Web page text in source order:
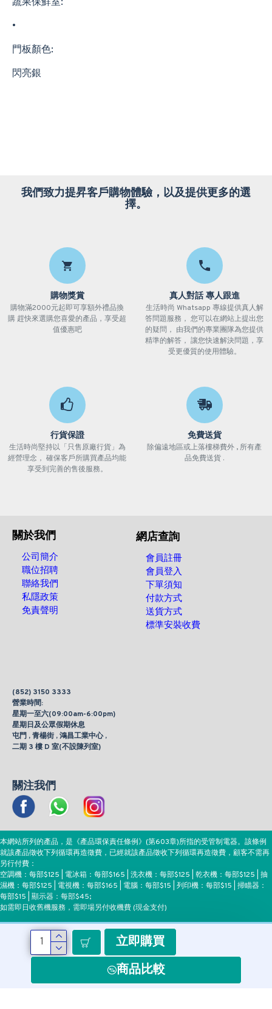
立即購買
商品比較
蔬果保鮮室:
•
門板顏色:
閃亮銀
我們致力提昇客戶購物體驗，以及提供更多的選
擇。
購物獎賞
購物滿2000元起即可享額外禮品換
購 趕快來選購您喜愛的產品，享受超
值優惠吧
真人對話 專人跟進
生活時尚 Whatsapp 專線提供真人解
答問題服務， 您可以在網站上提出您
的疑問， 由我們的專業團隊為您提供
精準的解答， 讓您快速解決問題，享
受更優質的使用體驗。
行貨保證
生活時尚堅持以「只售原廠行貨」為
經營理念， 確保客戶所購買產品均能
享受到完善的售後服務。
免費送貨
除偏遠地區或上落樓梯費外 , 所有產
品免費送貨 .
關於我們
公司簡介
職位招聘
聯絡我們
私隱政策
免責聲明
網店查詢
會員註冊
會員登入
下單須知
付款方式
送貨方式
標準安裝收費
(852) 3150 3333
營業時間:
星期一至六(09:00am-6:00pm)
星期日及公眾假期休息
屯門 , 青楊街 , 鴻昌工業中心 ,
二期 3 樓 D 室(不設陳列室)
關注我們
本網站所列的產品，是《產品環保責任條例》(第603章)所指的受管制電器。該條例
就該產品徵收下列循環再造徵費，已經就該產品徵收下列循環再造徵費，顧客不需再
另行付費：
空調機：每部$125 | 電冰箱：每部$165 | 洗衣機：每部$125 | 乾衣機：每部$125 | 抽
濕機：每部$125 | 電視機：每部$165 | 電腦：每部$15 | 列印機：每部$15 | 掃瞄器：
每部$15 | 顯示器：每部$45;
如需即日收舊機服務，需即場另付收機費 (現金支付)